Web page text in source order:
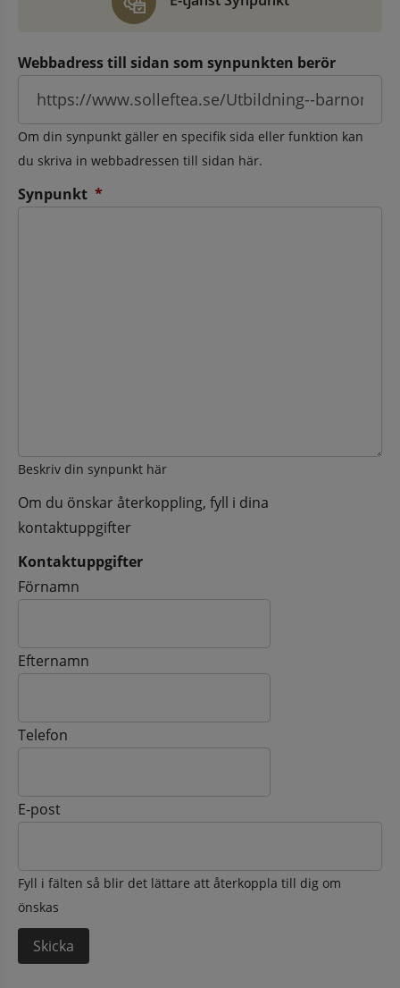
Webbadress till sidan som synpunkten berör
Om din synpunkt gäller en specifik sida eller funktion kan
du skriva in webbadressen till sidan här.
Synpunkt *
Beskriv din synpunkt här
Om du önskar återkoppling, fyll i dina
kontaktuppgifter
Kontaktuppgifter
Kontaktuppgifter
Förnamn
Efternamn
Telefon
E-post
Fyll i fälten så blir det lättare att återkoppla till dig om
önskas